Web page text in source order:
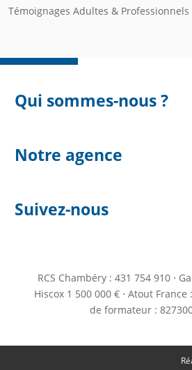
Témoignages Adultes & Professionnels
Qui sommes-nous ?
Notre agence
Suivez-nous
RCS Chambéry : 431 754 910 ⋅
Hiscox 1 500 000 € ⋅ Atout France
de formateur :